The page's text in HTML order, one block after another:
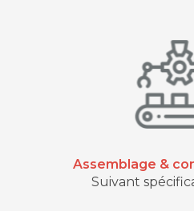
Assemblage &
Suivant